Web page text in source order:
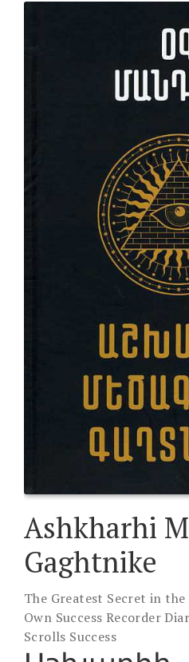
Ashkharhi
Gaghtnike
The Greatest Secret in
Own Success Recorder
Scrolls Success